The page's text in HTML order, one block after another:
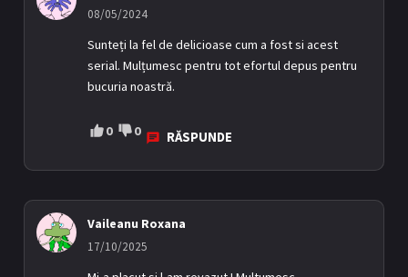
08/05/2024
Sunteți la fel de delicioase cum a fost si acest
serial. Mulțumesc pentru tot efortul depus pentru
bucuria noastră.
0 0 RĂSPUNDE
Vaileanu Roxana
17/10/2025